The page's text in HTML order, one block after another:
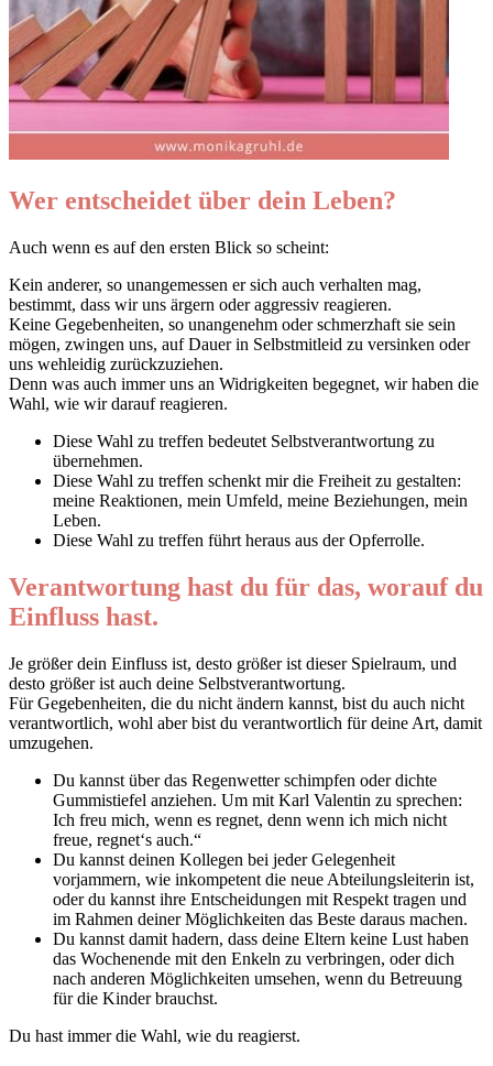
Wer entscheidet über dein Leben?
Auch wenn es auf den ersten Blick so scheint:
Kein anderer, so unangemessen er sich auch verhalten mag,
bestimmt, dass wir uns ärgern oder aggressiv reagieren.
Keine Gegebenheiten, so unangenehm oder schmerzhaft sie sein
mögen, zwingen uns, auf Dauer in Selbstmitleid zu versinken oder
uns wehleidig zurückzuziehen.
Denn was auch immer uns an Widrigkeiten begegnet, wir haben die
Wahl, wie wir darauf reagieren.
Diese Wahl zu treffen bedeutet Selbstverantwortung zu
übernehmen.
Diese Wahl zu treffen schenkt mir die Freiheit zu gestalten:
meine Reaktionen, mein Umfeld, meine Beziehungen, mein
Leben.
Diese Wahl zu treffen führt heraus aus der Opferrolle.
Verantwortung hast du für das, worauf du
Einfluss hast.
Je größer dein Einfluss ist, desto größer ist dieser Spielraum, und
desto größer ist auch deine Selbstverantwortung.
Für Gegebenheiten, die du nicht ändern kannst, bist du auch nicht
verantwortlich, wohl aber bist du verantwortlich für deine Art, damit
umzugehen.
Du kannst über das Regenwetter schimpfen oder dichte
Gummistiefel anziehen. Um mit Karl Valentin zu sprechen:
Ich freu mich, wenn es regnet, denn wenn ich mich nicht
freue, regnet‘s auch.“
Du kannst deinen Kollegen bei jeder Gelegenheit
vorjammern, wie inkompetent die neue Abteilungsleiterin ist,
oder du kannst ihre Entscheidungen mit Respekt tragen und
im Rahmen deiner Möglichkeiten das Beste daraus machen.
Du kannst damit hadern, dass deine Eltern keine Lust haben
das Wochenende mit den Enkeln zu verbringen, oder dich
nach anderen Möglichkeiten umsehen, wenn du Betreuung
für die Kinder brauchst.
Du hast immer die Wahl, wie du reagierst.